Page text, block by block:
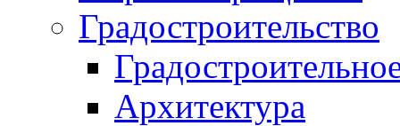
Градостроительство
Архитектура